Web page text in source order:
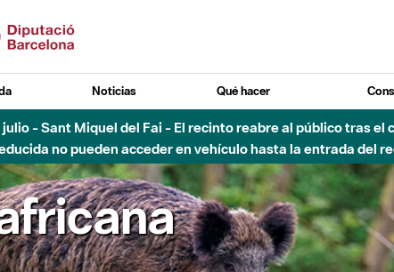
Noticias Qué hacer
julio - Sant Miquel del Fai - El recinto reabre al público tras
no pueden acceder en vehículo hasta la entrada del